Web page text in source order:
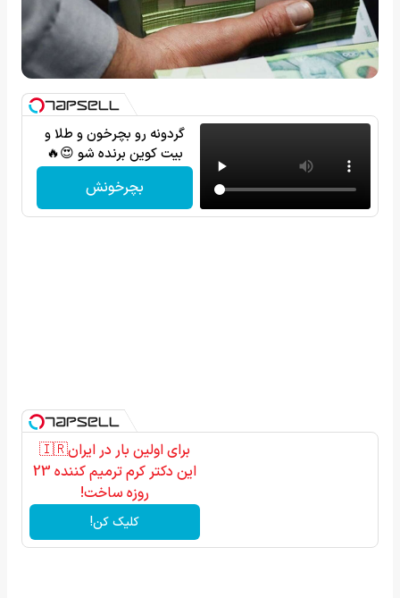
گردونه رو بچرخون و طلا و
بیت کوین برنده شو 😍🔥
بچرخونش
برای اولین بار در ایران🇮🇷
این دکتر کرم ترمیم کننده 23
روزه ساخت!
کلیک کن!